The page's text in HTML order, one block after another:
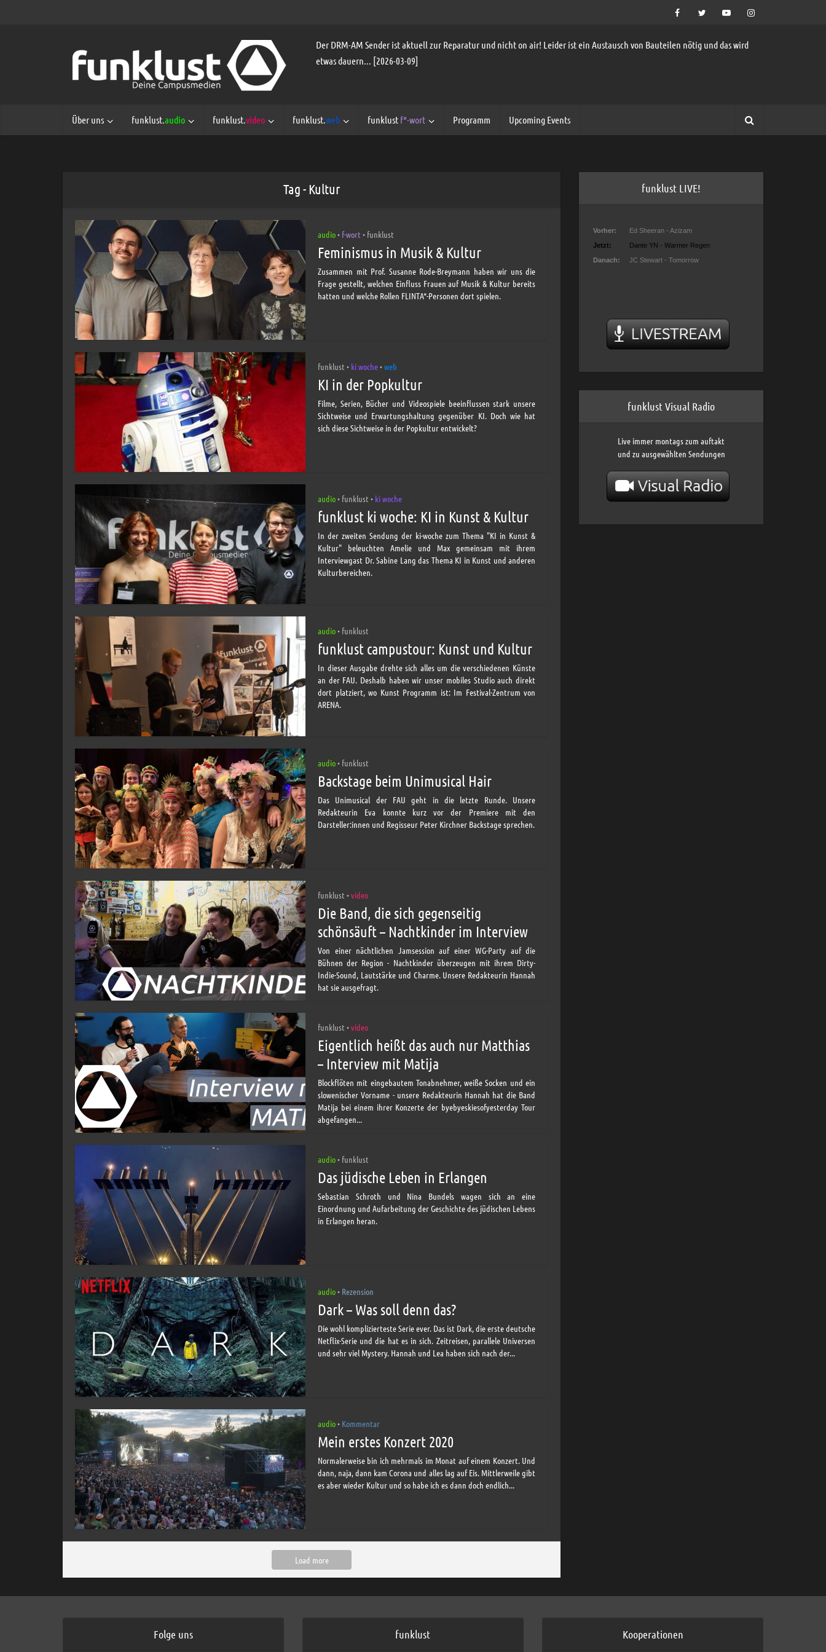
Der DRM-AM Sender ist aktuell zur Reparatur und nicht on air! Leider ist ein Austausch von Bauteilen nötig und das wird
etwas dauern... [2026-03-09]
Über uns funklust.audio funklust.video funklust.web funklust f*-wort Programm Upcoming Events
Tag - Kultur
audio• f-wort • funklust
Feminismus in Musik & Kultur
Zusammen mit Prof. Susanne Rode-Breymann haben wir uns die
Frage gestellt, welchen Einfluss Frauen auf Musik & Kultur bereits
hatten und welche Rollen FLINTA*-Personen dort spielen.
funklust • ki woche•web
KI in der Popkultur
Filme, Serien, Bücher und Videospiele beeinflussen stark unsere
Sichtweise und Erwartungshaltung gegenüber KI. Doch wie hat
sich diese Sichtweise in der Popkultur entwickelt?
audio• funklust • ki woche
funklust ki woche: KI in Kunst & Kultur
In der zweiten Sendung der ki-woche zum Thema "KI in Kunst &
Kultur" beleuchten Amelie und Max gemeinsam mit ihrem
Interviewgast Dr. Sabine Lang das Thema KI in Kunst und anderen
Kulturbereichen.
audio• funklust
funklust campustour: Kunst und Kultur
In dieser Ausgabe drehte sich alles um die verschiedenen Künste
an der FAU. Deshalb haben wir unser mobiles Studio auch direkt
dort platziert, wo Kunst Programm ist: Im Festival-Zentrum von
ARENA.
audio• funklust
Backstage beim Unimusical Hair
Das Unimusical der FAU geht in die letzte Runde. Unsere
Redakteurin Eva konnte kurz vor der Premiere mit den
Darsteller:innen und Regisseur Peter Kirchner Backstage sprechen.
funklust •video
Die Band, die sich gegenseitig
schönsäuft – Nachtkinder im Interview
Von einer nächtlichen Jamsession auf einer WG-Party auf die
Bühnen der Region - Nachtkinder überzeugen mit ihrem Dirty-
Indie-Sound, Lautstärke und Charme. Unsere Redakteurin Hannah
hat sie ausgefragt.
funklust •video
Eigentlich heißt das auch nur Matthias
– Interview mit Matija
Blockflöten mit eingebautem Tonabnehmer, weiße Socken und ein
slowenischer Vorname - unsere Redakteurin Hannah hat die Band
Matija bei einem ihrer Konzerte der byebyeskiesofyesterday Tour
abgefangen...
audio• funklust
Das jüdische Leben in Erlangen
Sebastian Schroth und Nina Bundels wagen sich an eine
Einordnung und Aufarbeitung der Geschichte des jüdischen Lebens
in Erlangen heran.
audio• Rezension
Dark – Was soll denn das?
Die wohl komplizierteste Serie ever. Das ist Dark, die erste deutsche
Netflix-Serie und die hat es in sich. Zeitreisen, parallele Universen
und sehr viel Mystery. Hannah und Lea haben sich nach der...
audio• Kommentar
Mein erstes Konzert 2020
Normalerweise bin ich mehrmals im Monat auf einem Konzert. Und
dann, naja, dann kam Corona und alles lag auf Eis. Mittlerweile gibt
es aber wieder Kultur und so habe ich es dann doch endlich...
Load more
funklust LIVE!
funklust Visual Radio
Live immer montags zum auftakt
und zu ausgewählten Sendungen
Folge uns funklust Kooperationen